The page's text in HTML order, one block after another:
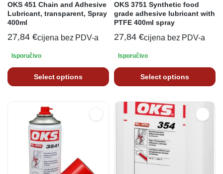
OKS 451 Chain and Adhesive
Lubricant, transparent, Spray
400ml
27,84 €cijena bez PDV-a
Isporučivo
Select options
OKS 3751 Synthetic food
grade adhesive lubricant with
PTFE 400ml spray
27,84 €cijena bez PDV-a
Isporučivo
Select options